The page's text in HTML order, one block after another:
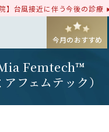
院】台風接近に伴う今後の診療
今月のおすすめ
Femtech™
アフェムテック）